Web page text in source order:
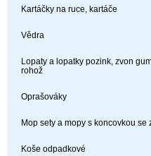
Kartáčky na ruce, kartáče
Vědra
Lopaty a lopatky pozink, zvon
rohož
Oprašováky
Mop sety a mopy s koncovkou se
Koše odpadkové